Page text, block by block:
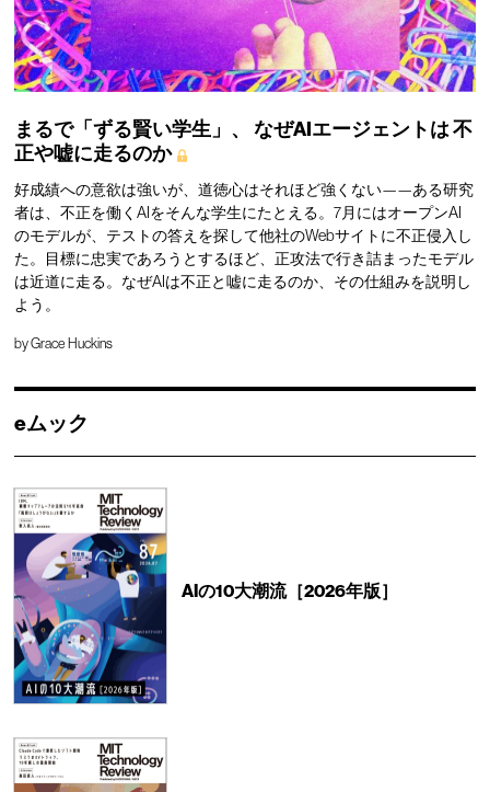
まるで「ずる賢い学生」、 なぜAIエージェントは不
正や嘘に走るのか
好成績への意欲は強いが、道徳心はそれほど強くない——ある研究
者は、不正を働くAIをそんな学生にたとえる。7月にはオープンAI
のモデルが、テストの答えを探して他社のWebサイトに不正侵入し
た。目標に忠実であろうとするほど、正攻法で行き詰まったモデル
は近道に走る。なぜAIは不正と嘘に走るのか、その仕組みを説明し
よう。
byGrace Huckins
eムック
AIの10大潮流［2026年版］